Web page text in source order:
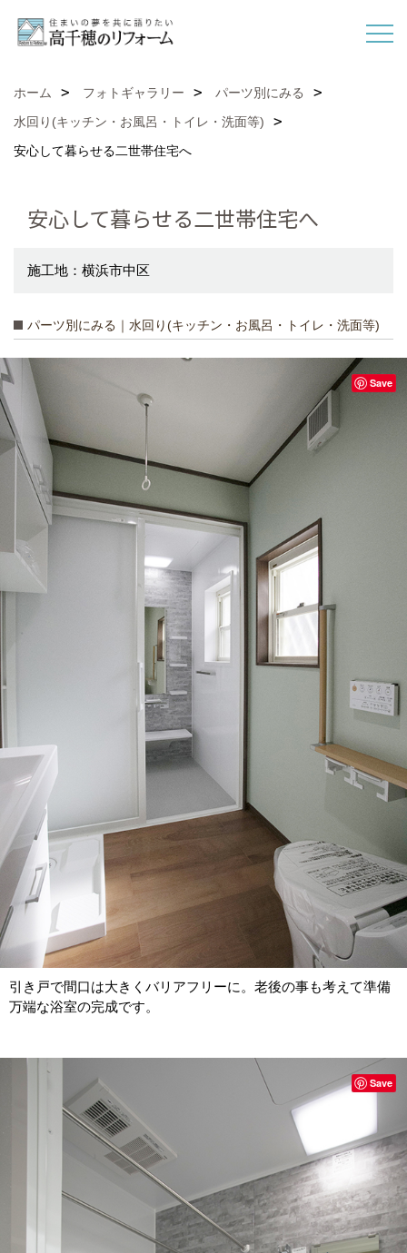
ホーム フォトギャラリー
パーツ別にみる
水回り(キッチン・お風呂・トイレ・洗面等)
安心して暮らせる二世帯住宅へ
安心して暮らせる二世帯住宅へ
施工地：横浜市中区
パーツ別にみる｜水回り(キッチン・お風呂・トイレ・洗面等)
引き戸で間口は大きくバリアフリーに。老後の事も考えて準備
万端な浴室の完成です。
Save
Save